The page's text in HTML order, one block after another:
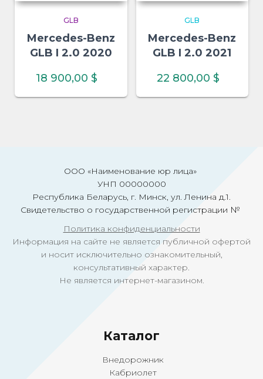
GLB
Mercedes-Benz
GLB I 2.0 2020
18 900,00 $
GLB
Mercedes-Benz
GLB I 2.0 2021
22 800,00 $
ООО «Наименование юр лица»
УНП 00000000
Республика Беларусь, г. Минск, ул. Ленина д.1.
Свидетельство о государственной регистрации №
Политика конфиденциальности
Информация на сайте не является публичной офертой
и носит исключительно ознакомительный,
консультативный характер.
Не является интернет-магазином.
Каталог
Внедорожник
Кабриолет